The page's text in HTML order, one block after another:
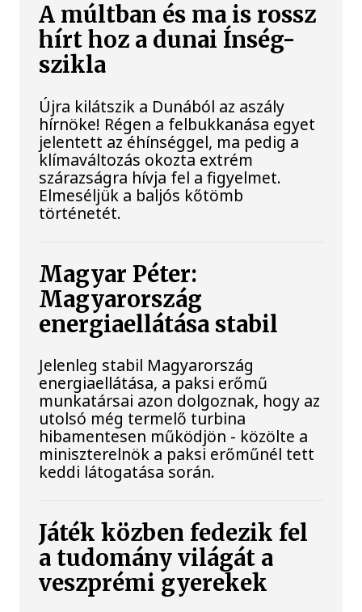
A múltban és ma is rossz
hírt hoz a dunai Ínség-
szikla
Újra kilátszik a Dunából az aszály
hírnöke! Régen a felbukkanása egyet
jelentett az éhínséggel, ma pedig a
klímaváltozás okozta extrém
szárazságra hívja fel a figyelmet.
Elmeséljük a baljós kőtömb
történetét.
Magyar Péter:
Magyarország
energiaellátása stabil
Jelenleg stabil Magyarország
energiaellátása, a paksi erőmű
munkatársai azon dolgoznak, hogy az
utolsó még termelő turbina
hibamentesen működjön - közölte a
miniszterelnök a paksi erőműnél tett
keddi látogatása során.
Játék közben fedezik fel
a tudomány világát a
veszprémi gyerekek